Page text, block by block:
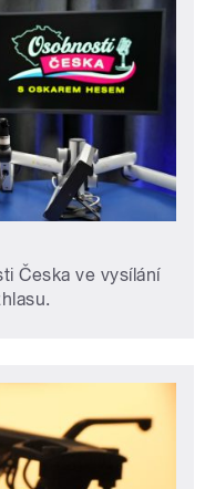
Česka ve vysílání